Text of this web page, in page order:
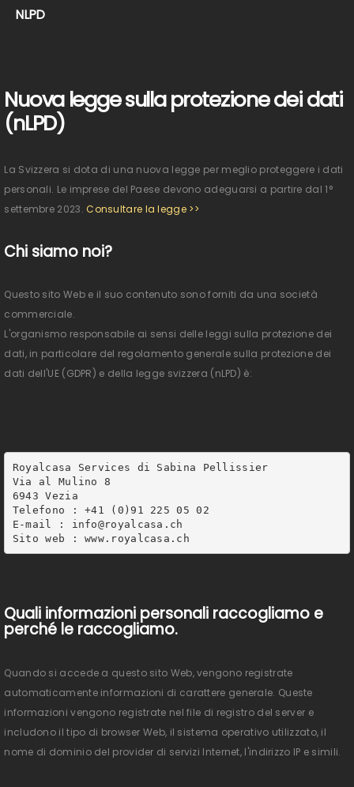
NLPD
Nuova legge sulla protezione dei dati
(nLPD)
La Svizzera si dota di una nuova legge per meglio proteggere i dati
personali. Le imprese del Paese devono adeguarsi a partire dal 1°
settembre 2023.Consultare la legge >>
Chi siamo noi?
Questo sito Web e il suo contenuto sono forniti da una società
commerciale.
L'organismo responsabile ai sensi delle leggi sulla protezione dei
dati, in particolare del regolamento generale sulla protezione dei
dati dell'UE (GDPR) e della legge svizzera (nLPD) è:
Royalcasa Services di Sabina Pellissier
Via al Mulino 8
6943 Vezia
Telefono : +41 (0)91 225 05 02
E-mail : info@royalcasa.ch
Sito web : www.royalcasa.ch
Quali informazioni personali raccogliamo e
perché le raccogliamo.
Quando si accede a questo sito Web, vengono registrate
automaticamente informazioni di carattere generale. Queste
informazioni vengono registrate nel file di registro del server e
includono il tipo di browser Web, il sistema operativo utilizzato, il
nome di dominio del provider di servizi Internet, l'indirizzo IP e simili.